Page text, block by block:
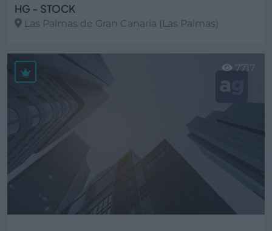
HG - STOCK
Las Palmas de Gran Canaria (Las Palmas)
7717